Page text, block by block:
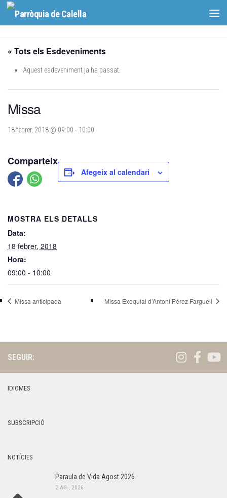
Skip to content
« Tots els Esdeveniments
Aquest esdeveniment ja ha passat.
Missa
18 febrer, 2018 @ 09:00 - 10:00
Comparteix
Afegeix al calendari
MOSTRA ELS DETALLS
Data:
18 febrer, 2018
Hora:
09:00 - 10:00
Missa anticipada Missa Exequial d’Antoni Pérez Farguell
SEGUIR:
IDIOMES
SUBSCRIPCIÓ
NOTÍCIES
Paraula de Vida Agost 2026
2 AG., 2026